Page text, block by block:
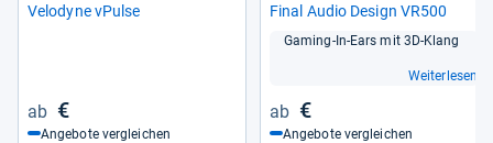
Velo­dyne vPulse
€
Angebote vergleichen
Final Audio Design VR500
Gaming-​In-​Ears mit 3D-​Klang
Weiterlesen
€
Angebote vergleichen